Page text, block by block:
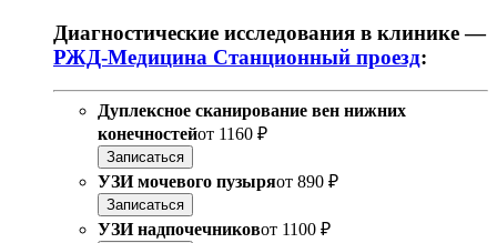
Диагностические исследования в клинике —
РЖД-Медицина Станционный проезд:
Дуплексное сканирование вен нижних
конечностейот 1160 ₽
Записаться
УЗИ мочевого пузыряот 890 ₽
Записаться
УЗИ надпочечниковот 1100 ₽